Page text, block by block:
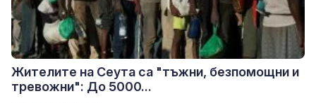
Жителите на Сеута са "тъжни, безпомощни и
тревожни": До 5000...